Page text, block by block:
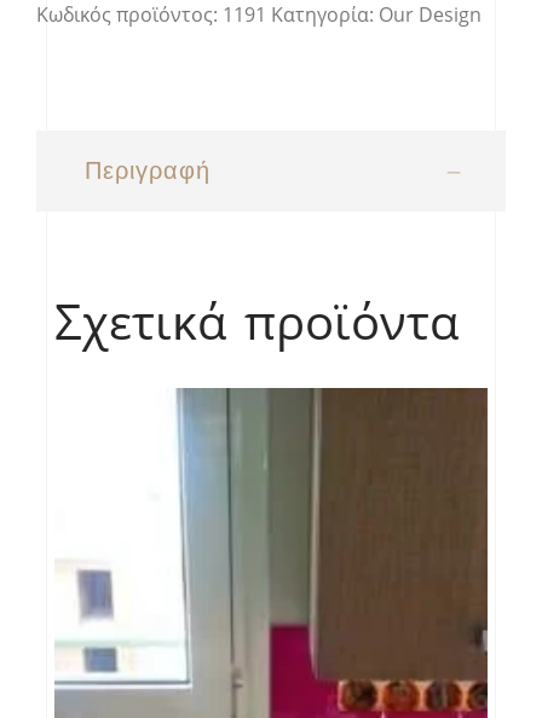
Κωδικός προϊόντος: 1191 Κατηγορία: Our Design
Περιγραφή
Σχετικά προϊόντα